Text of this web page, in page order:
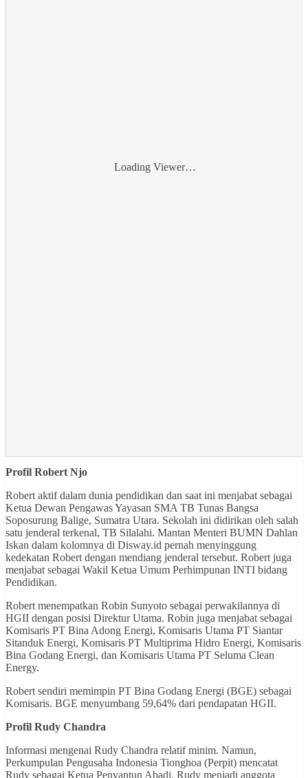
Loading Viewer…
Profil Robert Njo
Robert aktif dalam dunia pendidikan dan saat ini menjabat sebagai
Ketua Dewan Pengawas Yayasan SMA TB Tunas Bangsa
Soposurung Balige, Sumatra Utara. Sekolah ini didirikan oleh salah
satu jenderal terkenal, TB Silalahi. Mantan Menteri BUMN Dahlan
Iskan dalam kolomnya di Disway.id pernah menyinggung
kedekatan Robert dengan mendiang jenderal tersebut. Robert juga
menjabat sebagai Wakil Ketua Umum Perhimpunan INTI bidang
Pendidikan.
Robert menempatkan Robin Sunyoto sebagai perwakilannya di
HGII dengan posisi Direktur Utama. Robin juga menjabat sebagai
Komisaris PT Bina Adong Energi, Komisaris Utama PT Siantar
Sitanduk Energi, Komisaris PT Multiprima Hidro Energi, Komisaris
Bina Godang Energi, dan Komisaris Utama PT Seluma Clean
Energy.
Robert sendiri memimpin PT Bina Godang Energi (BGE) sebagai
Komisaris. BGE menyumbang 59,64% dari pendapatan HGII.
Profil Rudy Chandra
Informasi mengenai Rudy Chandra relatif minim. Namun,
Perkumpulan Pengusaha Indonesia Tionghoa (Perpit) mencatat
Rudy sebagai Ketua Penyantun Abadi. Rudy menjadi anggota